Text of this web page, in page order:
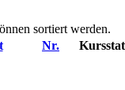
sortiert werden.
Nr.